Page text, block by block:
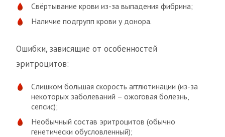
Свёртывание крови из-за выпадения фибрина;
Наличие подгрупп крови у донора.
Ошибки, зависящие от особенностей
эритроцитов:
Слишком большая скорость агглютинации (из-за
некоторых заболеваний – ожоговая болезнь,
сепсис);
Необычный состав эритроцитов (обычно
генетически обусловленный);